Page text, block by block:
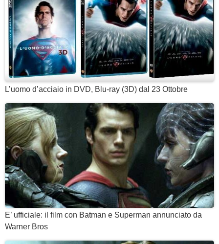
L’uomo d’acciaio in DVD, Blu-ray (3D) dal 23 Ottobre
E’ ufficiale: il film con Batman e Superman annunciato da
Warner Bros